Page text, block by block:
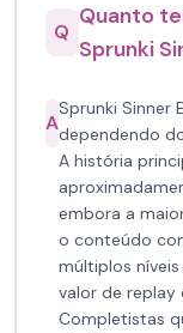
Q
Quanto
Sprunki
A
Sprunki Sinner
dependendo
A história
embora a
o conteúdo
múltiplos
valor de replay
Completistas